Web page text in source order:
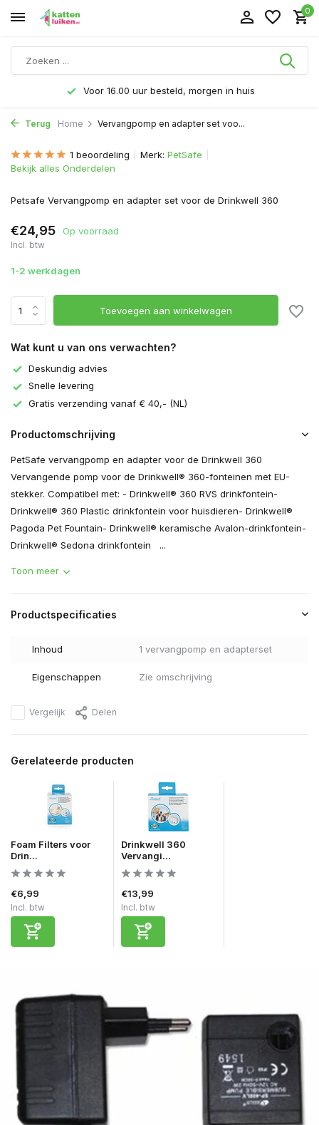
0
Voor 16.00 uur besteld, morgen in huis
Terug Home Vervangpomp en adapter set voo...
1 beoordeling Merk: PetSafe
Bekijk alles Onderdelen
Petsafe Vervangpomp en adapter set voor de Drinkwell 360
€24,95 Op voorraad
Incl. btw
1-2 werkdagen
Toevoegen aan winkelwagen
Wat kunt u van ons verwachten?
Deskundig advies
Snelle levering
Gratis verzending vanaf € 40,- (NL)
Productomschrijving
PetSafe vervangpomp en adapter voor de Drinkwell 360
Vervangende pomp voor de Drinkwell® 360-fonteinen met EU-
stekker. Compatibel met: - Drinkwell® 360 RVS drinkfontein-
Drinkwell® 360 Plastic drinkfontein voor huisdieren- Drinkwell®
Pagoda Pet Fountain- Drinkwell® keramische Avalon-drinkfontein-
Drinkwell® Sedona drinkfontein ...
Toon meer
Productspecificaties
Inhoud 1 vervangpomp en adapterset
Eigenschappen Zie omschrijving
Vergelijk Delen
Gerelateerde producten
Foam Filters voor
Drin...
€6,99
Incl. btw
Drinkwell 360
Vervangi...
€13,99
Incl. btw